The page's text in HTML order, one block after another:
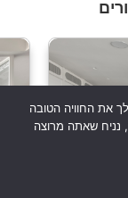
את החוויה הטובה
שאתה מרוצה